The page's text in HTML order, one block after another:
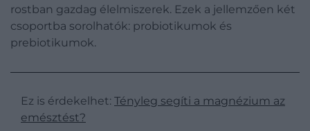
rostban gazdag élelmiszerek. Ezek a jellemzően két
csoportba sorolhatók: probiotikumok és
prebiotikumok.
Ez is érdekelhet: Tényleg segíti a magnézium az
emésztést?